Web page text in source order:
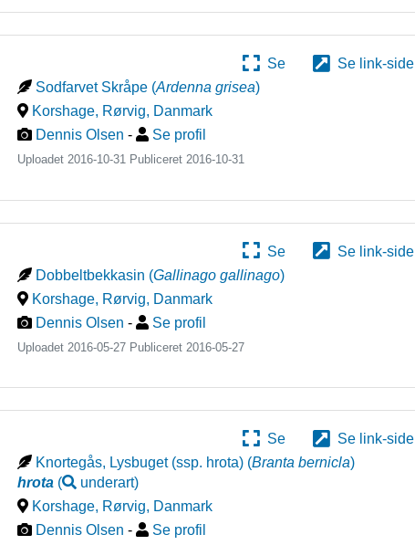
Se
Se link-side
Sodfarvet Skråpe (Ardenna grisea)
Korshage, Rørvig, Danmark
Dennis Olsen - Se profil
Uploadet 2016-10-31 Publiceret2016-10-31
Se
Se link-side
Dobbeltbekkasin (Gallinago gallinago)
Korshage, Rørvig, Danmark
Dennis Olsen - Se profil
Uploadet 2016-05-27 Publiceret 2016-05-27
Se
Se link-side
Knortegås, Lysbuget (ssp. hrota) (Branta bernicla)
hrota ( underart)
Korshage, Rørvig, Danmark
Dennis Olsen - Se profil